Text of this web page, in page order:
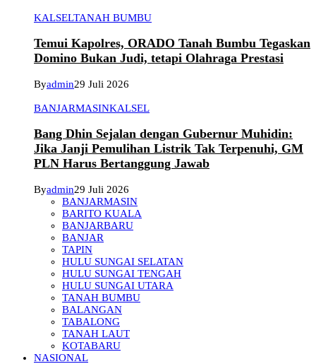
KALSELTANAH BUMBU
Temui Kapolres, ORADO Tanah Bumbu Tegaskan
Domino Bukan Judi, tetapi Olahraga Prestasi
Byadmin29 Juli 2026
BANJARMASINKALSEL
Bang Dhin Sejalan dengan Gubernur Muhidin:
Jika Janji Pemulihan Listrik Tak Terpenuhi, GM
PLN Harus Bertanggung Jawab
Byadmin29 Juli 2026
BANJARMASIN
BARITO KUALA
BANJARBARU
BANJAR
TAPIN
HULU SUNGAI SELATAN
HULU SUNGAI TENGAH
HULU SUNGAI UTARA
TANAH BUMBU
BALANGAN
TABALONG
TANAH LAUT
KOTABARU
NASIONAL